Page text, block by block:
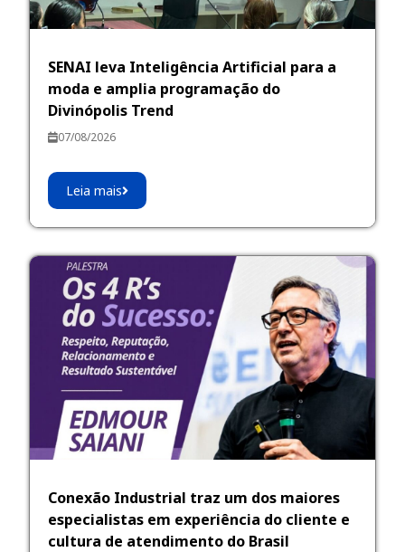
SENAI leva Inteligência Artificial para a
moda e amplia programação do
Divinópolis Trend
07/08/2026
Leia mais
Conexão Industrial traz um dos maiores
especialistas em experiência do cliente e
cultura de atendimento do Brasil